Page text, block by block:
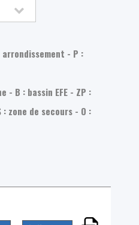
arrondissement - P :
- B : bassin EFE - ZP :
: zone de secours - O :